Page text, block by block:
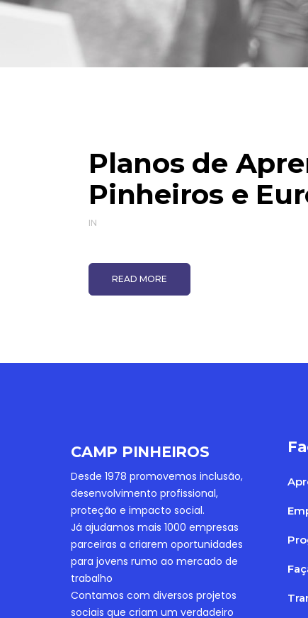
Planos de
Pinheiros e
IN
READ MORE
CAMP PINHEIROS
Desde 1978 promovemos inclusão,
desenvolvimento profissional,
proteção e impacto social.
Já ajudamos mais 1000 empresas
parceiras a criarem oportunidades
para jovens rumo ao mercado de
trabalho
Contamos com diversos projetos
sociais que criam um verdadeiro